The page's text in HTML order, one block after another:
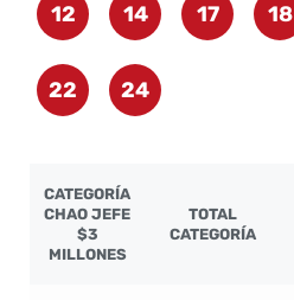
12 14 17 18
22 24
CATEGORÍA
CHAO JEFE
$3
MILLONES
TOTAL
CATEGORÍA